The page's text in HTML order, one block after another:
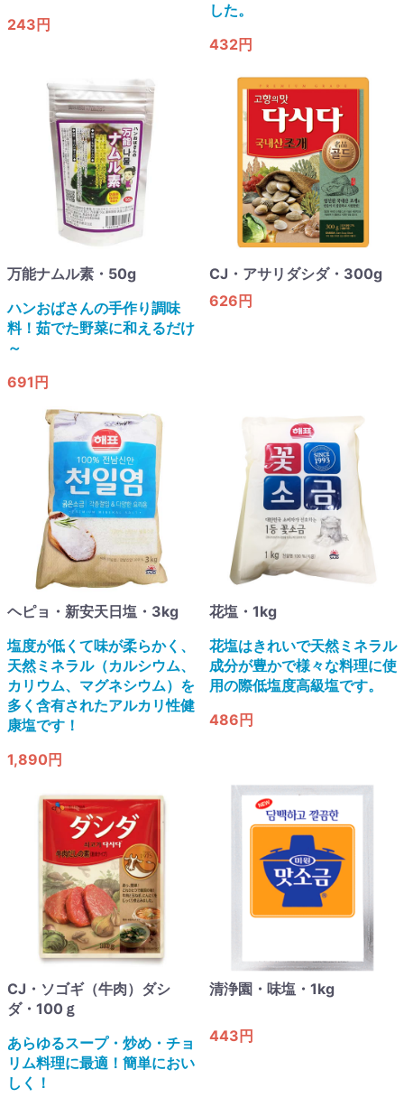
243円
した。
432円
万能ナムル素・50g
ハンおばさんの手作り調味
料！茹でた野菜に和えるだけ
～
691円
CJ・アサリダシダ・300g
626円
ヘピョ・新安天日塩・3kg
塩度が低くて味が柔らかく、
天然ミネラル（カルシウム、
カリウム、マグネシウム）を
多く含有されたアルカリ性健
康塩です！
1,890円
花塩・1kg
花塩はきれいで天然ミネラル
成分が豊かで様々な料理に使
用の際低塩度高級塩です。​
486円
CJ・ソゴギ（牛肉）ダシ
ダ・100ｇ
あらゆるスープ・炒め・チョ
リム料理に最適！簡単におい
しく！
清浄園・味塩・1kg
443円